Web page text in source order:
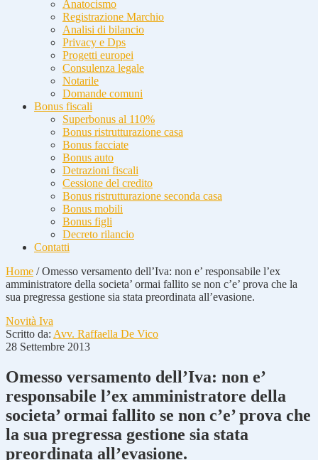
Anatocismo
Registrazione Marchio
Analisi di bilancio
Privacy e Dps
Progetti europei
Consulenza legale
Notarile
Domande comuni
Bonus fiscali
Superbonus al 110%
Bonus ristrutturazione casa
Bonus facciate
Bonus auto
Detrazioni fiscali
Cessione del credito
Bonus ristrutturazione seconda casa
Bonus mobili
Bonus figli
Decreto rilancio
Contatti
Home /Omesso versamento dell’Iva: non e’ responsabile l’ex
amministratore della societa’ ormai fallito se non c’e’ prova che la
sua pregressa gestione sia stata preordinata all’evasione.
Novità Iva
Scritto da: Avv. Raffaella De Vico
28 Settembre 2013
Omesso versamento dell’Iva: non e’
responsabile l’ex amministratore della
societa’ ormai fallito se non c’e’ prova che
la sua pregressa gestione sia stata
preordinata all’evasione.